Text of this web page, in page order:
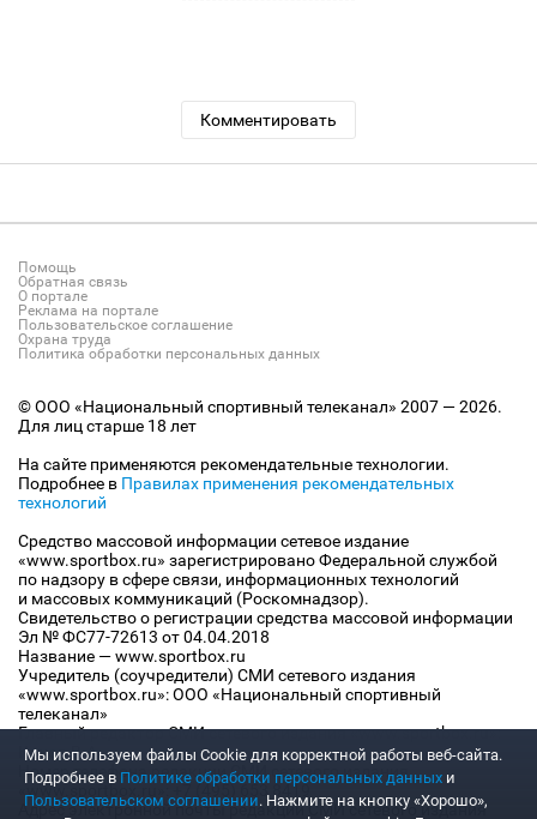
Комментировать
Помощь
Обратная связь
О портале
Реклама на портале
Пользовательское соглашение
Охрана труда
Политика обработки персональных данных
© ООО «Национальный спортивный телеканал» 2007 — 2026.
Для лиц старше 18 лет
На сайте применяются рекомендательные технологии.
Подробнее в Правилах применения рекомендательных
технологий
Средство массовой информации сетевое издание
«www.sportbox.ru» зарегистрировано Федеральной службой
по надзору в сфере связи, информационных технологий
и массовых коммуникаций (Роскомнадзор).
Свидетельство о регистрации средства массовой информации
Эл № ФС77-72613 от 04.04.2018
Название — www.sportbox.ru
Учредитель (соучредители) СМИ сетевого издания
«www.sportbox.ru»: ООО «Национальный спортивный
телеканал»
Главный редактор СМИ сетевого издания «www.sportbox.ru»:
Конов В.А.
Номер телефона редакции СМИ сетевого издания
«www.sportbox.ru»: +7 (495) 653 8419
Адрес электронной почты редакции СМИ сетевого издания
Мы используем файлы Сookie для корректной работы веб-сайта.
Подробнее в Политике обработки персональных данных и
Пользовательском соглашении. Нажмите на кнопку «Хорошо»,